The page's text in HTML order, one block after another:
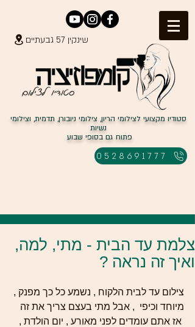
שינקין 57 גבעתיים
סטודיו מקצועי לצילומי הריון, צילומי ניובורן, תדמית, וצילומי
נשיות
פתוח גם בסופי שבוע
0528691777
צלמת עד הבית - מתי, למה,
ואיך זה נראה ?
צילום עד לבית הלקוח , נשמע כל כך מפנק ,
מיוחד וכיפי  , אבל מתי בעצם צריך את זה
אז אתם עומדים לפני מאורע , יום הולדת ,